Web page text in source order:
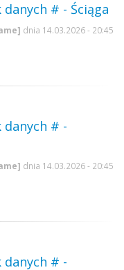
# - Ściąga
dnia 14.03.2026 - 20:45
# -
dnia 14.03.2026 - 20:45
# -